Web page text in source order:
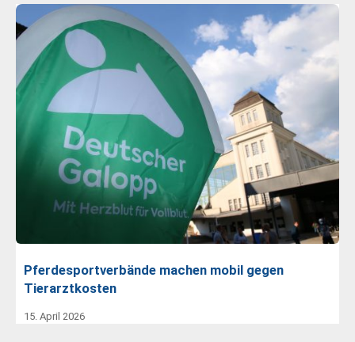
Pferdesportverbände machen mobil gegen
Tierarztkosten
15. April 2026